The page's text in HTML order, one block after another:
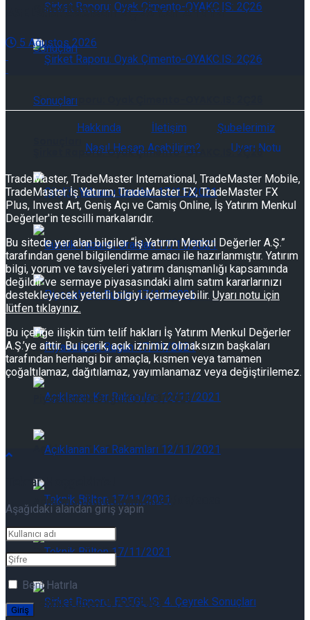
Şirket Raporu: Oyak Çimento-OYAKC.IS: 2Ç26
Günlük Yabancı Oranları 07/08/2026
Piyasalarda Bugün 07/08/2026
Açıklanan Kar Rakamları 07/08/2026
Teknik Bülten 07/08/2026
Güncelleme
Şirket Raporu: Oyak Çimento-OYAKC.IS: 2Ç26
Sonuçları
Günlük Yabancı Oranları 07/08/2026
Piyasalarda Bugün 07/08/2026
Açıklanan Kar Rakamları 07/08/2026
Teknik Bülten 07/08/2026
ASELS.IS: Aselsan 2Ç26 Kar Analizi
5 Ağustos 2026
Hakkında İletişim
Şubelerimiz
Nasıl Hesap Açabilirim?
Uyarı Notu
TradeMaster, TradeMaster International, TradeMaster Mobile,
TradeMaster İş Yatırım, TradeMaster FX, TradeMaster FX
Plus, Invest Art, Geniş Açı ve Camiş Online, İş Yatırım Menkul
Değerler'in tescilli markalarıdır.
Bu sitede yer alan bilgiler “İş Yatırım Menkul Değerler A.Ş.”
tarafından genel bilgilendirme amacı ile hazırlanmıştır. Yatırım
bilgi, yorum ve tavsiyeleri yatırım danışmanlığı kapsamında
değildir ve sermaye piyasasındaki alım satım kararlarınızı
destekleyecek yeterli bilgiyi içermeyebilir. Uyarı notu için
lütfen tıklayınız.
Bu içeriğe ilişkin tüm telif hakları İş Yatırım Menkul Değerler
A.Ş.’ye aittir. Bu içerik, açık iznimiz olmaksızın başkaları
tarafından herhangi bir amaçla, kısmen veya tamamen
çoğaltılamaz, dağıtılamaz, yayımlanamaz veya değiştirilemez.
Tekrar Hoşgeldiniz!
Aşağıdaki alandan giriş yapın
Beni Hatırla